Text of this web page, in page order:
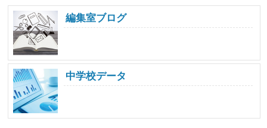
編集室ブログ
中学校データ